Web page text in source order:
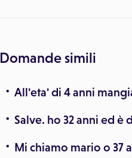
Domande simili
All'eta' di 4 anni
Salve. ho 32 anni ed è
Mi chiamo mario o 37